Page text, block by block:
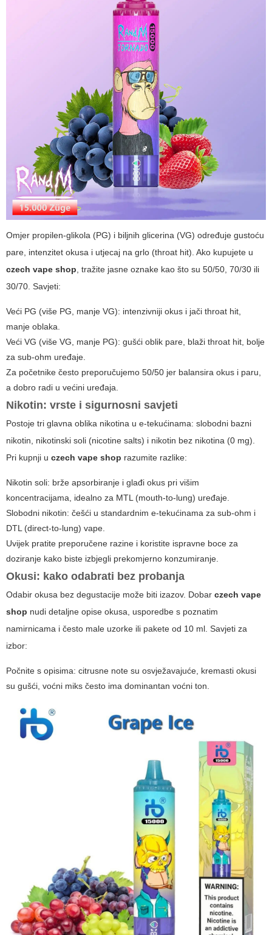
Omjer propilen-glikola (PG) i biljnih glicerina (VG) određuje gustoću
pare, intenzitet okusa i utjecaj na grlo (throat hit). Ako kupujete u
czech vape shop, tražite jasne oznake kao što su 50/50, 70/30 ili
30/70. Savjeti:
Veći PG (više PG, manje VG): intenzivniji okus i jači throat hit,
manje oblaka.
Veći VG (više VG, manje PG): gušći oblik pare, blaži throat hit, bolje
za sub-ohm uređaje.
Za početnike često preporučujemo 50/50 jer balansira okus i paru,
a dobro radi u većini uređaja.
Nikotin: vrste i sigurnosni savjeti
Postoje tri glavna oblika nikotina u e-tekućinama: slobodni bazni
nikotin, nikotinski soli (nicotine salts) i nikotin bez nikotina (0 mg).
Pri kupnji u czech vape shop razumite razlike:
Nikotin soli: brže apsorbiranje i glađi okus pri višim
koncentracijama, idealno za MTL (mouth-to-lung) uređaje.
Slobodni nikotin: češći u standardnim e-tekućinama za sub-ohm i
DTL (direct-to-lung) vape.
Uvijek pratite preporučene razine i koristite ispravne boce za
doziranje kako biste izbjegli prekomjerno konzumiranje.
Okusi: kako odabrati bez probanja
Odabir okusa bez degustacije može biti izazov. Dobar czech vape
shop nudi detaljne opise okusa, usporedbe s poznatim
namirnicama i često male uzorke ili pakete od 10 ml. Savjeti za
izbor:
Počnite s opisima: citrusne note su osvježavajuće, kremasti okusi
su gušći, voćni miks često ima dominantan voćni ton.